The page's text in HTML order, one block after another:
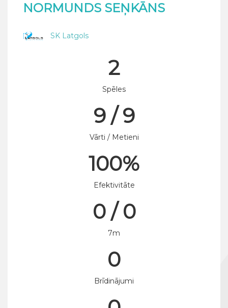
NORMUNDS SEŅKĀNS
SK Latgols
2
Spēles
9 / 9
Vārti / Metieni
100%
Efektivitāte
0 / 0
7m
0
Brīdinājumi